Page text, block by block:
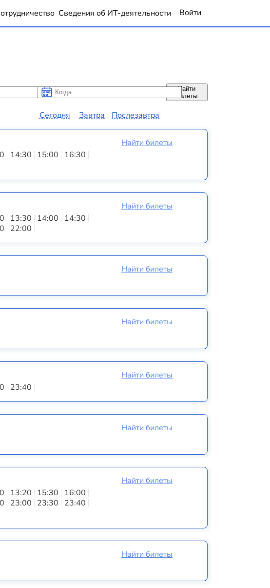
Сведения об ИТ-деятельности Войти
Когда
Когда
Сегодня Завтра Послезавтра
Найти
билеты
14:30 15:00
16:30
Найти билеты
13:30 14:00
14:30
22:00
Найти билеты
Найти билеты
Найти билеты
23:40
Найти билеты
Найти билеты
13:20 15:30
16:00
23:00 23:30
23:40
Найти билеты
Найти билеты